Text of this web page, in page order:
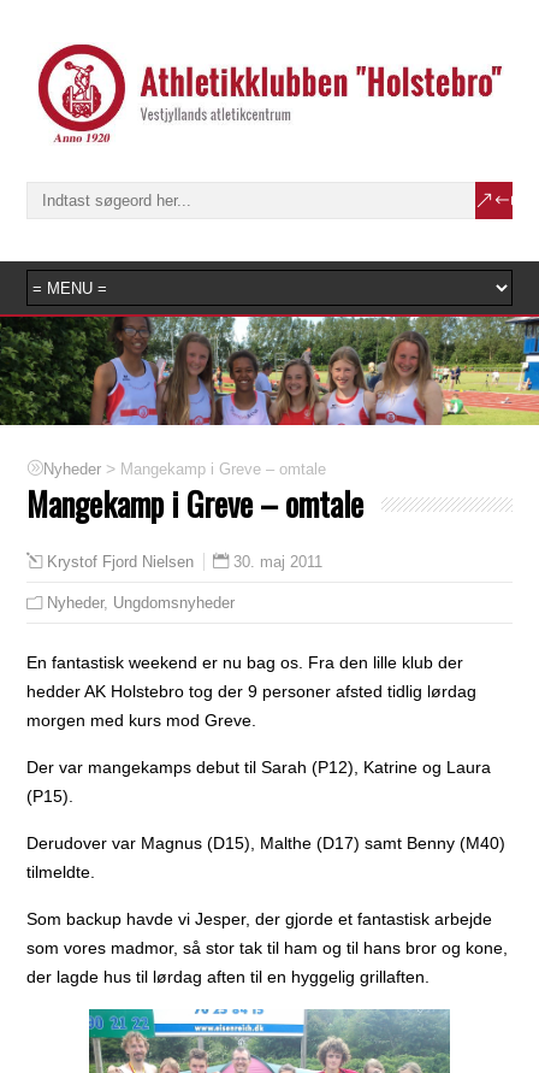
Nyheder > Mangekamp i Greve – omtale
Mangekamp i Greve – omtale
Krystof Fjord Nielsen 30. maj 2011
Nyheder, Ungdomsnyheder
En fantastisk weekend er nu bag os. Fra den lille klub der
hedder AK Holstebro tog der 9 personer afsted tidlig lørdag
morgen med kurs mod Greve.
Der var mangekamps debut til Sarah (P12), Katrine og Laura
(P15).
Derudover var Magnus (D15), Malthe (D17) samt Benny (M40)
tilmeldte.
Som backup havde vi Jesper, der gjorde et fantastisk arbejde
som vores madmor, så stor tak til ham og til hans bror og kone,
der lagde hus til lørdag aften til en hyggelig grillaften.